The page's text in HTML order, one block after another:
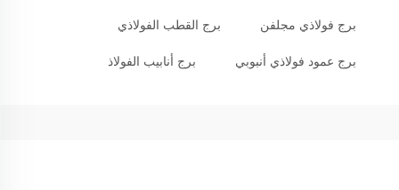
برج فولاذي مجلفن برج القطب الفولاذي
برج عمود فولاذي أنبوبي برج أنابيب الفولاذ